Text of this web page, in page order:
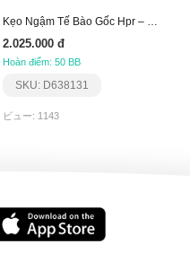
Kẹo Ngậm Tế Bào Gốc Hpr – Thải Độc Gan Aplgo
2.025.000 đ
Hoàn điểm: 50 BB
SKU: D638131
ビュー: 1143